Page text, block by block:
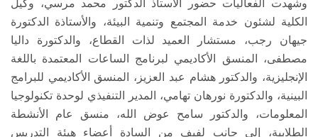
وشهدت الفعاليات حضور الأستاذ الدكتور محمد مرسي، وكيل
الكلية لشئون خدمة المجتمع وتنمية البيئة، والأستاذة الدكتورة
جيهان رجب، مستشار العميد لذات القطاع، والدكتورة داليا
مصطفى، المنسق الأكاديمي لبرنامج الساعات المعتمدة باللغة
الإنجليزية، والدكتور هشام عبد العزيز، المنسق الأكاديمي للبرامج
البينية، والدكتورة نورهان تهامي، المدير التنفيذي لوحدة تكنولوجيا
المعلومات، والدكتور سامح عوض الله، منسق عام الأنشطة
الطلابية، إلى جانب لفيف من السادة أعضاء هيئة التدريس